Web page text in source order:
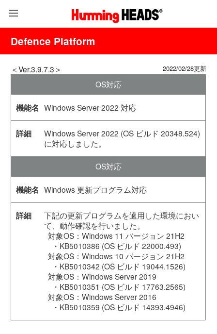
Defence Platform
＜Ver.3.9.7.3＞ 2022/02/28更新
OS対応
Windows Server 2022 対応
Windows Server 2022 (OS ビルド 20348.524)
に対応しました。
OS対応
Windows 更新プログラム対応
下記の更新プログラムを適用した環境におい
て、動作確認を行いました。
対象OS：Windows 11 バージョン 21H2
・KB5010386 (OS ビルド 22000.493)
対象OS：Windows 10 バージョン 21H2
・KB5010342 (OS ビルド 19044.1526)
対象OS：Windows Server 2019
・KB5010351 (OS ビルド 17763.2565)
対象OS：Windows Server 2016
・KB5010359 (OS ビルド 14393.4946)